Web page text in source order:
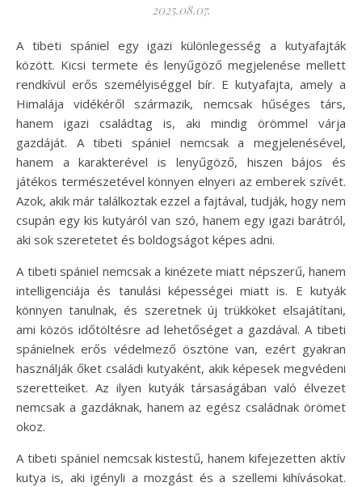
2025.08.07.
A tibeti spániel egy igazi különlegesség a kutyafajták
között. Kicsi termete és lenyűgöző megjelenése mellett
rendkívül erős személyiséggel bír. E kutyafajta, amely a
Himalája vidékéről származik, nemcsak hűséges társ,
hanem igazi családtag is, aki mindig örömmel várja
gazdáját. A tibeti spániel nemcsak a megjelenésével,
hanem a karakterével is lenyűgöző, hiszen bájos és
játékos természetével könnyen elnyeri az emberek szívét.
Azok, akik már találkoztak ezzel a fajtával, tudják, hogy nem
csupán egy kis kutyáról van szó, hanem egy igazi barátról,
aki sok szeretetet és boldogságot képes adni.
A tibeti spániel nemcsak a kinézete miatt népszerű, hanem
intelligenciája és tanulási képességei miatt is. E kutyák
könnyen tanulnak, és szeretnek új trükköket elsajátítani,
ami közös időtöltésre ad lehetőséget a gazdával. A tibeti
spánielnek erős védelmező ösztöne van, ezért gyakran
használják őket családi kutyaként, akik képesek megvédeni
szeretteiket. Az ilyen kutyák társaságában való élvezet
nemcsak a gazdáknak, hanem az egész családnak örömet
okoz.
A tibeti spániel nemcsak kistestű, hanem kifejezetten aktív
kutya is, aki igényli a mozgást és a szellemi kihívásokat.